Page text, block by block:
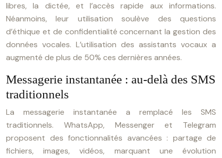
libres, la dictée, et l’accès rapide aux informations.
Néanmoins, leur utilisation soulève des questions
d’éthique et de confidentialité concernant la gestion des
données vocales. L’utilisation des assistants vocaux a
augmenté de plus de 50% ces dernières années.
Messagerie instantanée : au-delà des SMS
traditionnels
La messagerie instantanée a remplacé les SMS
traditionnels. WhatsApp, Messenger et Telegram
proposent des fonctionnalités avancées : partage de
fichiers, images, vidéos, marquant une évolution